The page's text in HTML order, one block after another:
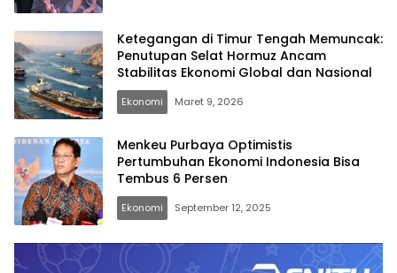
Ketegangan di Timur Tengah Memuncak:
Penutupan Selat Hormuz Ancam
Stabilitas Ekonomi Global dan Nasional
Ekonomi Maret 9, 2026
Menkeu Purbaya Optimistis
Pertumbuhan Ekonomi Indonesia Bisa
Tembus 6 Persen
Ekonomi September 12, 2025